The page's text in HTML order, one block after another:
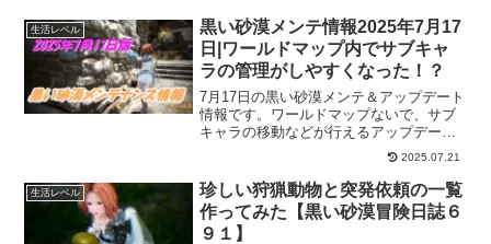
たくなりました。思ったより経験値が入
るのは改編のせいか貿易服のせいか？
生活レベル
黒い砂漠メンテ情報2025年7月17
日|ワールドマップ内でサブキャ
ラの管理がしやすくなった！？
7月17日の黒い砂漠メンテ＆アップデート
情報です。ワールドマップないで、サブ
キャラの移動などが行えるアップデート
がハイデル宴会で案内されたとおりに、
実装されました。これはかなり便利にな
りそうですね。面倒なキャラ移動もワー
ルドマップで出来るならそれにこしたこ
とはないですからね。
2025.07.21
生活レベル
珍しい狩猟動物と突発依頼の一覧
作ってみた【黒い砂漠冒険日誌６
９１】